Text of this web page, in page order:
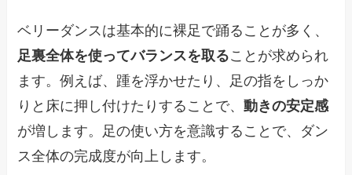
ベリーダンスは基本的に裸足で踊ることが多く、
足裏全体を使ってバランスを取ることが求められ
ます。例えば、踵を浮かせたり、足の指をしっか
りと床に押し付けたりすることで、動きの安定感
が増します。足の使い方を意識することで、ダン
ス全体の完成度が向上します。